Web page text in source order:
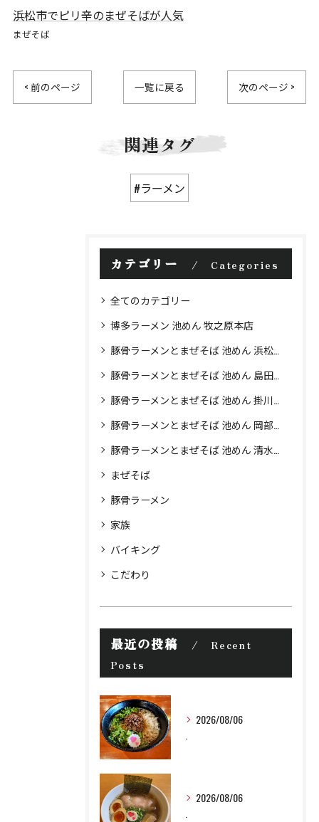
浜松市でピリ辛のまぜそばが人気
まぜそば
< 前のページ 一覧に戻る 次のページ >
関連タグ
#ラーメン
カテゴリー Categories
全てのカテゴリー
博多ラーメン 池めん 牧之原本店
豚骨ラーメンとまぜそば 池めん 浜松店
豚骨ラーメンとまぜそば 池めん 島田店
豚骨ラーメンとまぜそば 池めん 掛川店
豚骨ラーメンとまぜそば 池めん 岡部店
豚骨ラーメンとまぜそば 池めん 清水町店
まぜそば
豚骨ラーメン
家族
バイキング
こだわり
最近の投稿
Recent
Posts
2026/08/06
2026/08/06